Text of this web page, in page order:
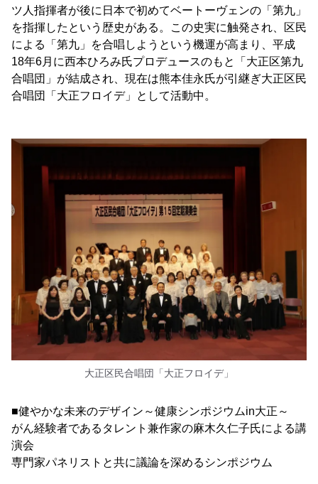
ツ人指揮者が後に日本で初めてベートーヴェンの「第九」
を指揮したという歴史がある。この史実に触発され、区民
による「第九」を合唱しようという機運が高まり、平成
18年6月に西本ひろみ氏プロデュースのもと「大正区第九
合唱団」が結成され、現在は熊本佳永氏が引継ぎ大正区民
合唱団「大正フロイデ」として活動中。
大正区民合唱団「大正フロイデ」
■健やかな未来のデザイン～健康シンポジウムin大正～
がん経験者であるタレント兼作家の麻木久仁子氏による講
演会
専門家パネリストと共に議論を深めるシンポジウム